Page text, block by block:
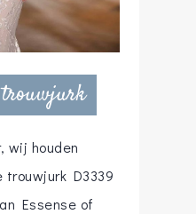
trouwjurk
wij houden
trouwjurk D3339
Essense of